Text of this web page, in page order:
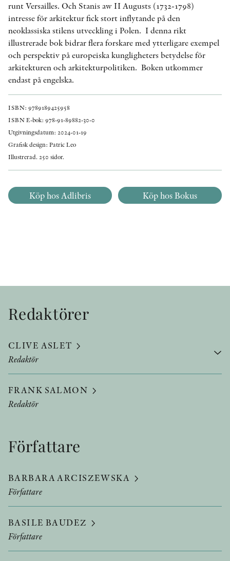
runt Versailles. Och Stanis aw II Augusts (1732-1798)
intresse för arkitektur fick stort inflytande på den
neoklassiska stilens utveckling i Polen. I denna rikt
illustrerade bok bidrar flera forskare med ytterligare exempel
och perspektiv på europeiska kungligheters betydelse för
arkitekturen och arkitekturpolitiken. Boken utkommer
endast på engelska.
ISBN: 9789189425958
ISBN E-bok: 978-91-89882-30-0
Utgivningsdatum: 2024-01-19
Grafisk design: Patric Leo
Illustrerad. 250 sidor.
Köp hos Adlibris Köp hos Bokus
Redaktörer
CLIVE ASLET
Redaktör
FRANK SALMON
Redaktör
Författare
BARBARA ARCISZEWSKA
Författare
BASILE BAUDEZ
Författare